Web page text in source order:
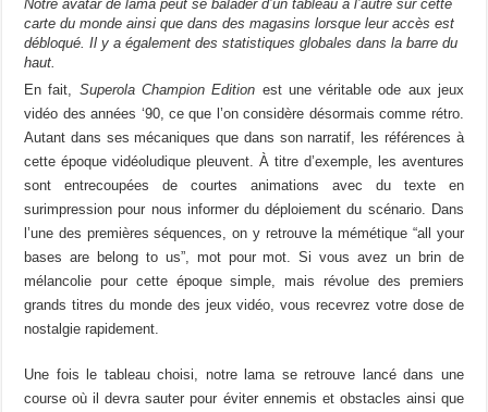
Notre avatar de lama peut se balader d’un tableau à l’autre sur cette
carte du monde ainsi que dans des magasins lorsque leur accès est
débloqué. Il y a également des statistiques globales dans la barre du
haut.
En fait, Superola Champion Edition est une véritable ode aux jeux
vidéo des années ‘90, ce que l’on considère désormais comme rétro.
Autant dans ses mécaniques que dans son narratif, les références à
cette époque vidéoludique pleuvent. À titre d’exemple, les aventures
sont entrecoupées de courtes animations avec du texte en
surimpression pour nous informer du déploiement du scénario. Dans
l’une des premières séquences, on y retrouve la mémétique “all your
bases are belong to us”, mot pour mot. Si vous avez un brin de
mélancolie pour cette époque simple, mais révolue des premiers
grands titres du monde des jeux vidéo, vous recevrez votre dose de
nostalgie rapidement.
Une fois le tableau choisi, notre lama se retrouve lancé dans une
course où il devra sauter pour éviter ennemis et obstacles ainsi que